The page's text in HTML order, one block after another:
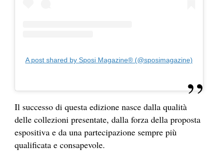
A post shared by Sposi Magazine® (@sposimagazine)
Il successo di questa edizione nasce dalla qualità
delle collezioni presentate, dalla forza della proposta
espositiva e da una partecipazione sempre più
qualificata e consapevole.